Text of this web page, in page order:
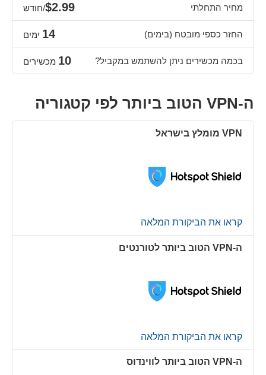
מחיר התחלתי $2.99/חודש
החזר כספי מובטח (בימים) 14 ימים
בכמה מכשירים ניתן להשתמש במקביל? 10 מכשירים
ה-VPN הטוב ביותר לפי קטגוריה
קראו את הביקורת המלאה
ה-VPN הטוב ביותר לטורנטים
קראו את הביקורת המלאה
ה-VPN הטוב ביותר לווינדוס